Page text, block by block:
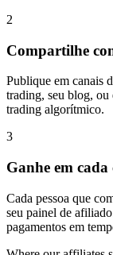
2
Compartilhe
Publique em canais
trading, seu blog, ou
trading algorítmico.
3
Ganhe em
Cada pessoa que
seu painel de
pagamentos em